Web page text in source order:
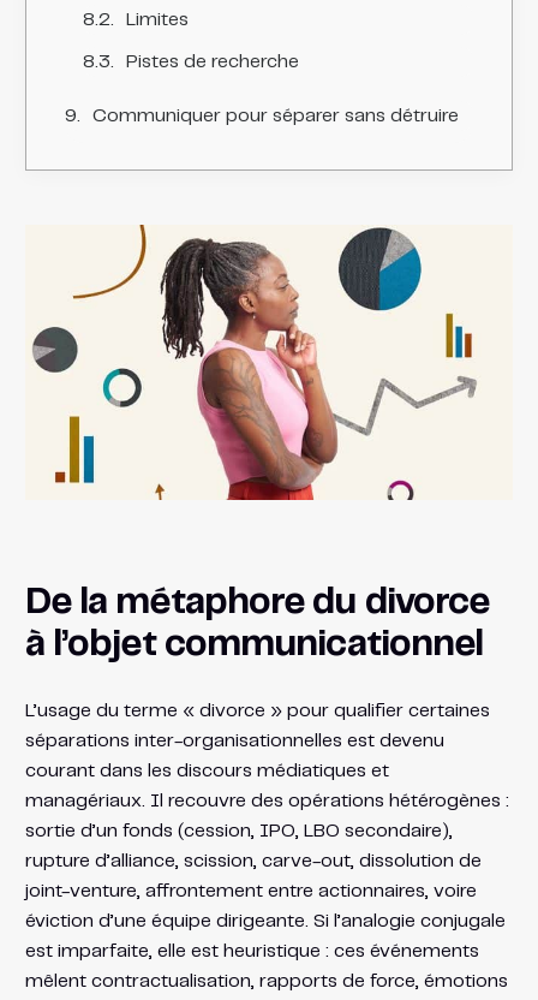
Limites
Pistes de recherche
Communiquer pour séparer sans détruire
De la métaphore du divorce
à l’objet communicationnel
L’usage du terme « divorce » pour qualifier certaines
séparations inter-organisationnelles est devenu
courant dans les discours médiatiques et
managériaux. Il recouvre des opérations hétérogènes :
sortie d’un fonds (cession, IPO, LBO secondaire),
rupture d’alliance, scission, carve-out, dissolution de
joint-venture, affrontement entre actionnaires, voire
éviction d’une équipe dirigeante. Si l’analogie conjugale
est imparfaite, elle est heuristique : ces événements
mêlent contractualisation, rapports de force, émotions